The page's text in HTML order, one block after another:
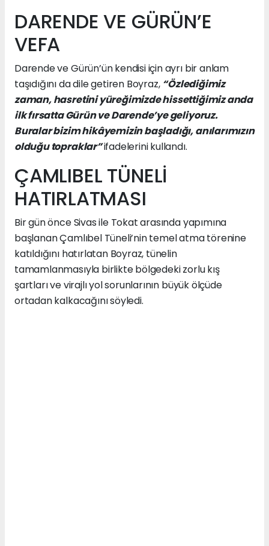
DARENDE VE GÜRÜN’E
VEFA
Darende ve Gürün’ün kendisi için ayrı bir anlam
taşıdığını da dile getiren Boyraz, “Özlediğimiz
zaman, hasretini yüreğimizde hissettiğimiz anda
ilk fırsatta Gürün ve Darende’ye geliyoruz.
Buralar bizim hikâyemizin başladığı, anılarımızın
olduğu topraklar”ifadelerini kullandı.
ÇAMLIBEL TÜNELİ
HATIRLATMASI
Bir gün önce Sivas ile Tokat arasında yapımına
başlanan Çamlıbel Tüneli’nin temel atma törenine
katıldığını hatırlatan Boyraz, tünelin
tamamlanmasıyla birlikte bölgedeki zorlu kış
şartları ve virajlı yol sorunlarının büyük ölçüde
ortadan kalkacağını söyledi.